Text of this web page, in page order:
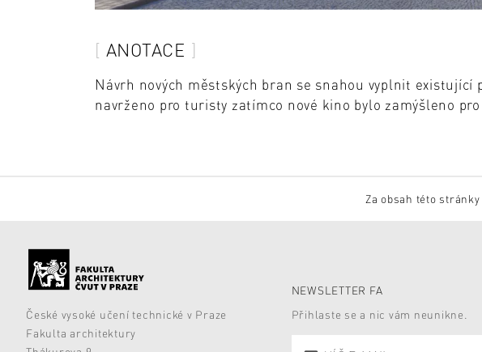
ANOTACE
Návrh nových městských bran se snahou vyplnit existující
navrženo pro turisty zatímco nové kino bylo zamýšleno pro
Za obsah této stránky
České vysoké učení technické v Praze
Fakulta architektury
NEWSLETTER FA
Přihlaste se a nic vám neunikne.